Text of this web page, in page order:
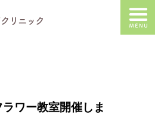
ワー教室開催しま